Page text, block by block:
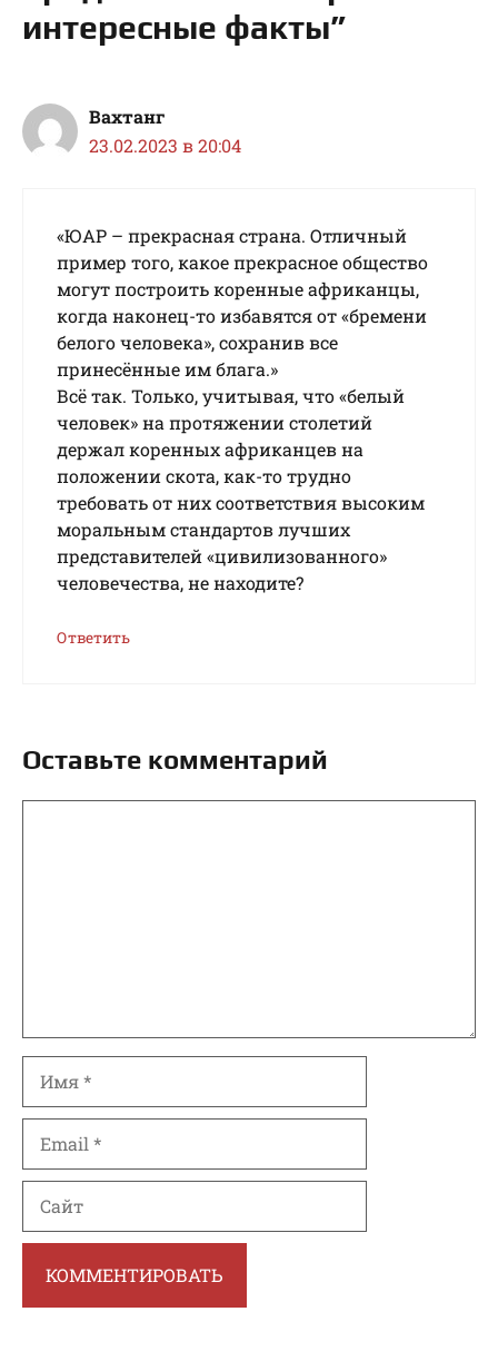
интересные факты”
Вахтанг
23.02.2023 в 20:04
«ЮАР – прекрасная страна. Отличный
пример того, какое прекрасное общество
могут построить коренные африканцы,
когда наконец-то избавятся от «бремени
белого человека», сохранив все
принесённые им блага.»
Всё так. Только, учитывая, что «белый
человек» на протяжении столетий
держал коренных африканцев на
положении скота, как-то трудно
требовать от них соответствия высоким
моральным стандартов лучших
представителей «цивилизованного»
человечества, не находите?
Ответить
Оставьте комментарий